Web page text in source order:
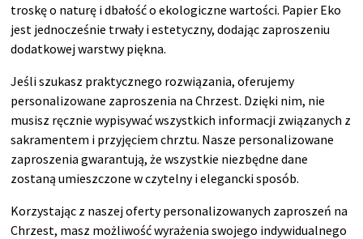
troskę o naturę i dbałość o ekologiczne wartości. Papier Eko
jest jednocześnie trwały i estetyczny, dodając zaproszeniu
dodatkowej warstwy piękna.
Jeśli szukasz praktycznego rozwiązania, oferujemy
personalizowane zaproszenia na Chrzest. Dzięki nim, nie
musisz ręcznie wypisywać wszystkich informacji związanych z
sakramentem i przyjęciem chrztu. Nasze personalizowane
zaproszenia gwarantują, że wszystkie niezbędne dane
zostaną umieszczone w czytelny i elegancki sposób.
Korzystając z naszej oferty personalizowanych zaproszeń na
Chrzest, masz możliwość wyrażenia swojego indywidualnego